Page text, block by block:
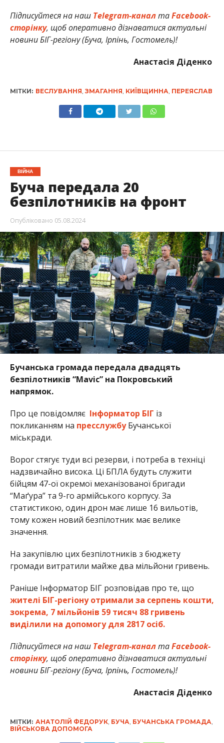
Підписуйтеся на наш Telegram-канал таFacebook-
сторінку, щоб оперативно дізнаватися актуальні
новини БІГ-регіону (Буча, Ірпінь, Гостомель)!
Анастасія Діденко
МІТКИ: ВЕСЛУВАННЯ, ЗМАГАННЯ, КИЇВЩИННА, ПЕРЕЯСЛАВ
ВІЙНА
Буча передала 20
безпілотників на фронт
Опубліковано 05.08.2024
Бучанська громада передала двадцять
безпілотників “Mavic” на Покровський
напрямок.
Про це повідомляє Інформатор БІГ із
покликанням на пресслужбуБучанської
міськради.
Ворог стягує туди всі резерви, і потреба в техніці
надзвичайно висока. Ці БПЛА будуть служити
бійцям 47-ої окремої механізованої бригади
“Маґура” та 9-го армійського корпусу. За
статистикою, один дрон має лише 16 вильотів,
тому кожен новий безпілотник має велике
значення.
На закупівлю цих безпілотників з бюджету
громади витратили майже два мільйони гривень.
Раніше Інформатор БІГ розповідав про те, що
жителі БІГ-регіону отримали за серпень кошти,
зокрема, 7 мільйонів 59 тисяч 88 гривень
виділили на допомогу для 2817 осіб.
Підписуйтеся на наш Telegram-канал таFacebook-
сторінку, щоб оперативно дізнаватися актуальні
новини БІГ-регіону (Буча, Ірпінь, Гостомель)!
Анастасія Діденко
МІТКИ: АНАТОЛІЙ ФЕДОРУК, БУЧА, БУЧАНСЬКА ГРОМАДА,
ВІЙСЬКОВА ДОПОМОГА